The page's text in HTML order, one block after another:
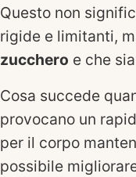
Questo non
rigide e limitanti,
zucchero e che
Cosa succede
provocano un
per il corpo
possibile